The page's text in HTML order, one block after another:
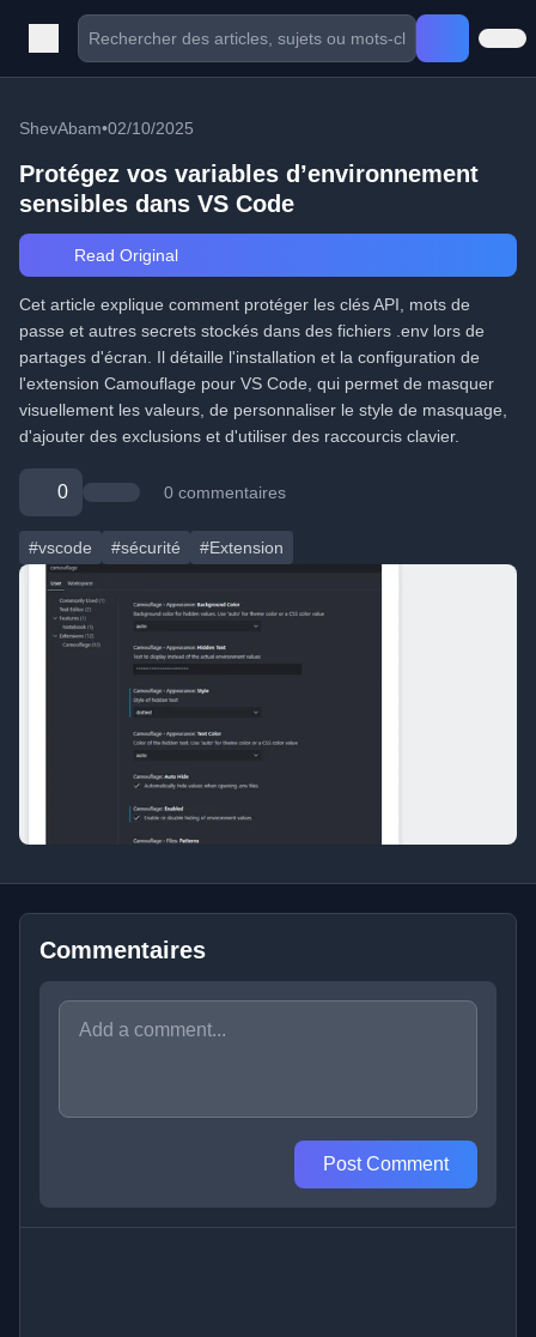
ShevAbam•02/10/2025
Protégez vos variables d’environnement
sensibles dans VS Code
Read Original
Cet article explique comment protéger les clés API, mots de
passe et autres secrets stockés dans des fichiers .env lors de
partages d'écran. Il détaille l'installation et la configuration de
l'extension Camouflage pour VS Code, qui permet de masquer
visuellement les valeurs, de personnaliser le style de masquage,
d'ajouter des exclusions et d'utiliser des raccourcis clavier.
0 0 commentaires
#vscode #sécurité #Extension
Commentaires
Post Comment